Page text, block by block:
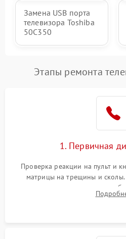
Замена USB порта
телевизора Toshiba
50C350
Этапы ремонта
1. Первичная
Проверка реакции на пульт и
матрицы на трещины и сколы.
подсветки и индикаторов
источников сигнала для